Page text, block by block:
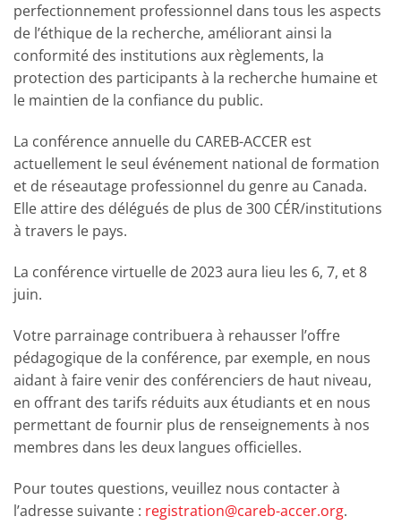
perfectionnement professionnel dans tous les aspects
de l’éthique de la recherche, améliorant ainsi la
conformité des institutions aux règlements, la
protection des participants à la recherche humaine et
le maintien de la confiance du public.
La conférence annuelle du CAREB-ACCER est
actuellement le seul événement national de formation
et de réseautage professionnel du genre au Canada.
Elle attire des délégués de plus de 300 CÉR/institutions
à travers le pays.
La conférence virtuelle de 2023 aura lieu les 6, 7, et 8
juin.
Votre parrainage contribuera à rehausser l’offre
pédagogique de la conférence, par exemple, en nous
aidant à faire venir des conférenciers de haut niveau,
en offrant des tarifs réduits aux étudiants et en nous
permettant de fournir plus de renseignements à nos
membres dans les deux langues officielles.
Pour toutes questions, veuillez nous contacter à
l’adresse suivante : registration@careb-accer.org.